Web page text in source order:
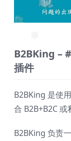
❅
B2BKing –
插件
B2BKing 是使
合 B2B+B2C 或
B2BKing 负责